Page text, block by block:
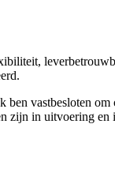
vastbesloten om
zijn in uitvoering